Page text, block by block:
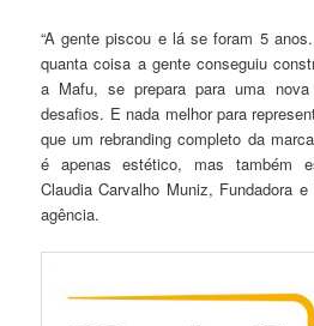
“A gente piscou e lá se foram 5
quanta coisa a gente conseguiu
a Mafu, se prepara para uma
desafios. E nada melhor para
que um rebranding completo da
é apenas estético, mas também
Claudia Carvalho Muniz, Fundadora
agência.